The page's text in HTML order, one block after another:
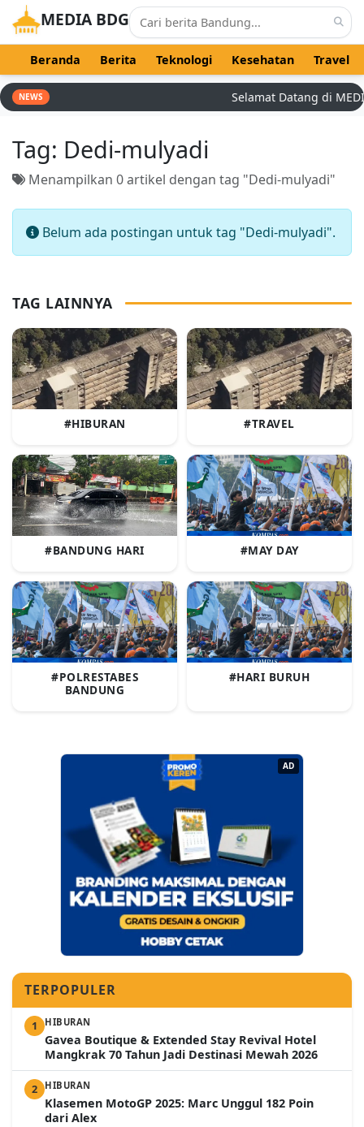
MEDIA BDG
Beranda Berita Teknologi Kesehatan Travel
NEWS Selamat Datang di
Tag: Dedi-mulyadi
Menampilkan 0 artikel dengan tag "Dedi-mulyadi"
Belum ada postingan untuk tag "Dedi-mulyadi".
TAG LAINNYA
#HIBURAN #TRAVEL
#BANDUNG HARI #MAY DAY
#POLRESTABES
BANDUNG
#HARI BURUH
AD
TERPOPULER
1 HIBURAN
Gavea Boutique & Extended Stay Revival Hotel
Mangkrak 70 Tahun Jadi Destinasi Mewah 2026
2 HIBURAN
Klasemen MotoGP 2025: Marc Unggul 182 Poin
dari Alex